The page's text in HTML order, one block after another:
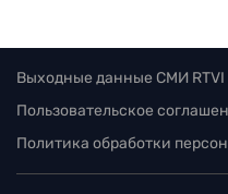
Выходные данные СМИ RTVI
Пользовательское
Политика обработки